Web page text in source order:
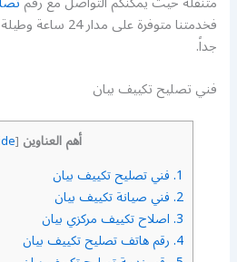
فخدمتنا متوفرة
جداً.
فني تصليح تكييف بيان
أهم العناوين [
1. فني تصليح تكييف بيان
2. فني صيانة تكييف بيان
3. اصلاح تكييف مركزي بيان
4. رقم هاتف تصليح تكييف بيان